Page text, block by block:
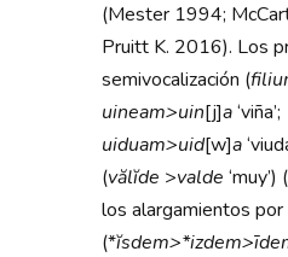
(Mester 1994;
Pruitt K. 2016). Los
semivocalización (
uineam>uin[j]a‘viña’;
uiduam>uid[w]a
(vălĭde >valde
los alargamientos por
(*ĭsdem>*izdem>ī